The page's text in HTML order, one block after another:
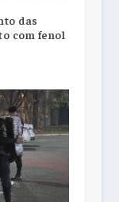
das
com fenol